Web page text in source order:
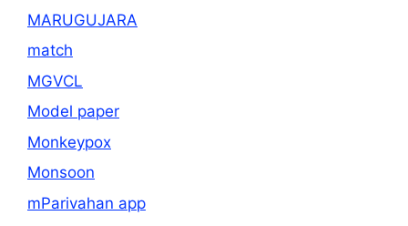
MARUGUJARA
match
MGVCL
Model paper
Monkeypox
Monsoon
mParivahan app